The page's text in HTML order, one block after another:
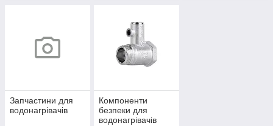
Запчастини для
водонагрівачів
Компоненти
безпеки для
водонагрівачів